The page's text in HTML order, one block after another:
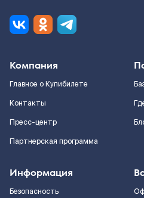
Компания
Главное о Купибилете
Контакты
Пресс-центр
Партнерская программа
Информация
Безопасность